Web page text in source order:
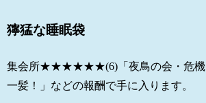
獰猛な睡眠袋
集会所★★★★★★(6)「夜鳥の会・危機
一髪！」などの報酬で手に入ります。